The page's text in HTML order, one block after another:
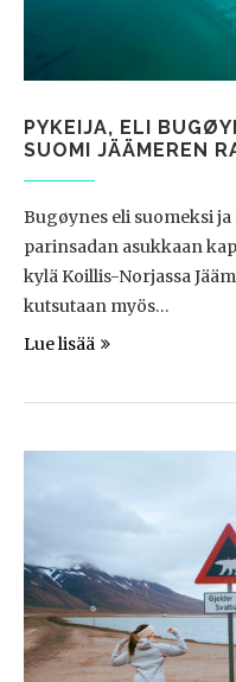
PYKEIJA, ELI
SUOMI JÄÄMEREN
Bugøynes eli suomeksi
parinsadan asukkaan
kylä Koillis-Norjassa
kutsutaan myös…
Lue lisää